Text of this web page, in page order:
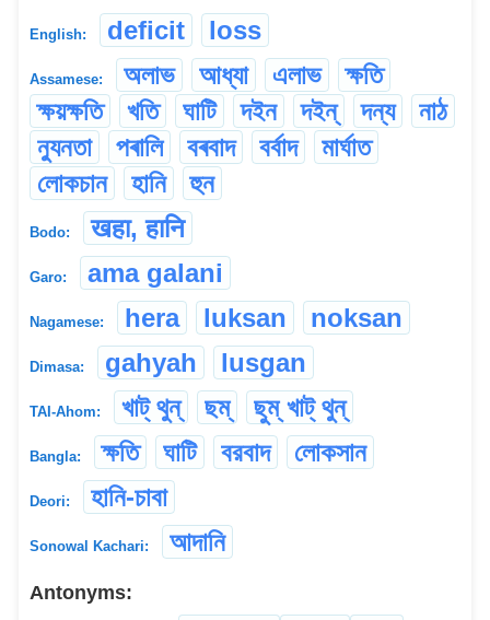
English: deficit loss
Assamese: অলাভ আধ্যা এলাভ
ক্ষতি
ক্ষয়ক্ষতি
খতি ঘাটি দইন দইন্ দন্য
নাঠ
ন্যুনতা
পৰালি বৰবাদ বৰ্বাদ
মাৰ্ঘাত
লোকচান
হানি হুন
Bodo: खहा, हानि
Garo: ama galani
Nagamese: hera luksan noksan
Dimasa: gahyah lusgan
TAI-Ahom: খাট্ থুন্ ছম্ ছুম্ খাট্ থুন্
Bangla: ক্ষতি ঘাটি বরবাদ লোকসান
Deori: হানি-চাবা
Sonowal Kachari: আদানি
Antonyms: